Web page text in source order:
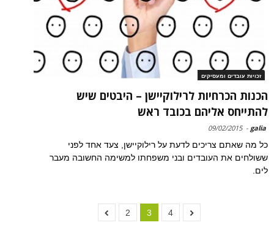
זכויות עובדים ומעסיקים
הכנות הכרחיות לרילוקיישן – היבטים שיש
להתייחס אליהם בכובד ראש
galia
-
09/02/2015
כל מה שאתם צריכים לדעת על רילוקיישן, צעד אחד לפני
ששולחים את העובדים ובני משפחתו למשימה החשובה מעבר
לים.
2 3 4